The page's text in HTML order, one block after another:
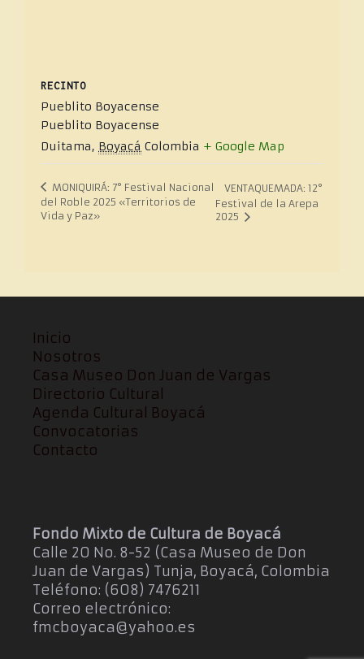
RECINTO
Pueblito Boyacense
Pueblito Boyacense
Duitama, Boyacá Colombia + Google Map
MONIQUIRÁ: 7° Festival Nacional
del Roble 2025 «Territorios de
Vida y Paz»
VENTAQUEMADA: 12°
Festival de la Arepa
2025
Inicio
Nosotros
Casa Museo Don Juan de Vargas
Directorio Cultural
Agenda Cultural Boyacá
Convocatorias
Contacto
Fondo Mixto de Cultura de Boyacá
Calle 20 No. 8-52 (Casa Museo de Don
Juan de Vargas) Tunja, Boyacá, Colombia
Teléfono: (608) 7476211
Correo electrónico:
fmcboyaca@yahoo.es